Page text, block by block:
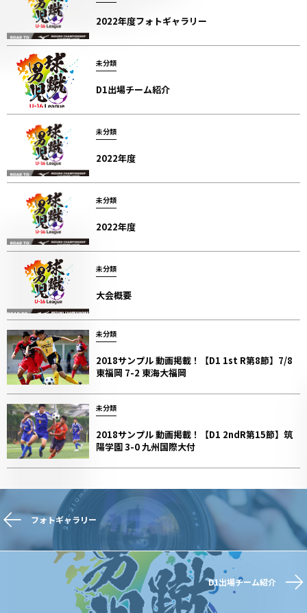
2022年度フォトギャラリー
未分類
D1出場チーム紹介
未分類
2022年度
未分類
2022年度
未分類
大会概要
未分類
2018サンプル 動画掲載！【D1 1st R第8節】7/8
東福岡 7-2 東海大福岡
未分類
2018サンプル 動画掲載！【D1 2ndR第15節】筑
陽学園 3-0 九州国際大付
フォトギャラリー
D1出場チーム紹介